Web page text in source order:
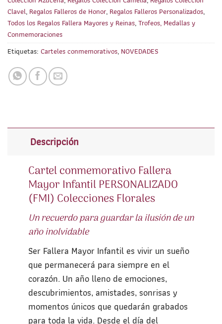
Clavel, Regalos Falleros de Honor, Regalos Falleros Personalizados,
Todos los Regalos Fallera Mayores y Reinas,Trofeos, Medallas y
Conmemoraciones
Etiquetas: Carteles conmemorativos, NOVEDADES
Descripción
Cartel conmemorativo Fallera
Mayor Infantil PERSONALIZADO
(FMI) Colecciones Florales
Un recuerdo para guardar la ilusión de un
año inolvidable
Ser Fallera Mayor Infantil es vivir un sueño
que permanecerá para siempre en el
corazón. Un año lleno de emociones,
descubrimientos, amistades, sonrisas y
momentos únicos que quedarán grabados
para toda la vida. Desde el día del